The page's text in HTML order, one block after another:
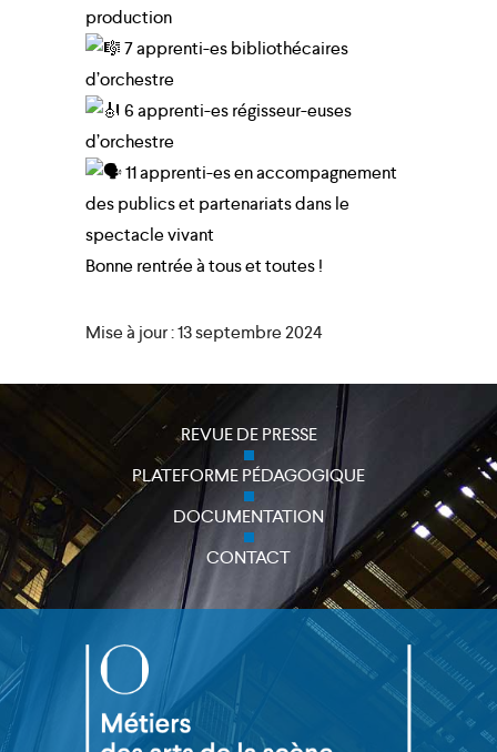
close
production
7 apprenti-es bibliothécaires
d’orchestre
6 apprenti-es régisseur-euses
d’orchestre
11 apprenti-es en accompagnement
des publics et partenariats dans le
spectacle vivant
Bonne rentrée à tous et toutes !
Mise à jour : 13 septembre 2024
REVUE DE PRESSE
PLATEFORME PÉDAGOGIQUE
DOCUMENTATION
CONTACT